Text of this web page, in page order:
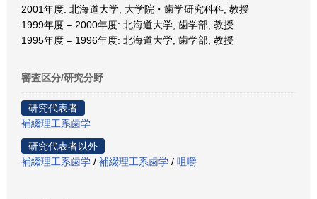
2001年度: 北海道大学, 大学院・歯学研究科科, 教授
1999年度 – 2000年度: 北海道大学, 歯学部, 教授
1995年度 – 1996年度: 北海道大学, 歯学部, 教授
審査区分/研究分野
研究代表者
補綴理工系歯学
研究代表者以外
補綴理工系歯学 / 補綴理工系歯学 / 咀嚼